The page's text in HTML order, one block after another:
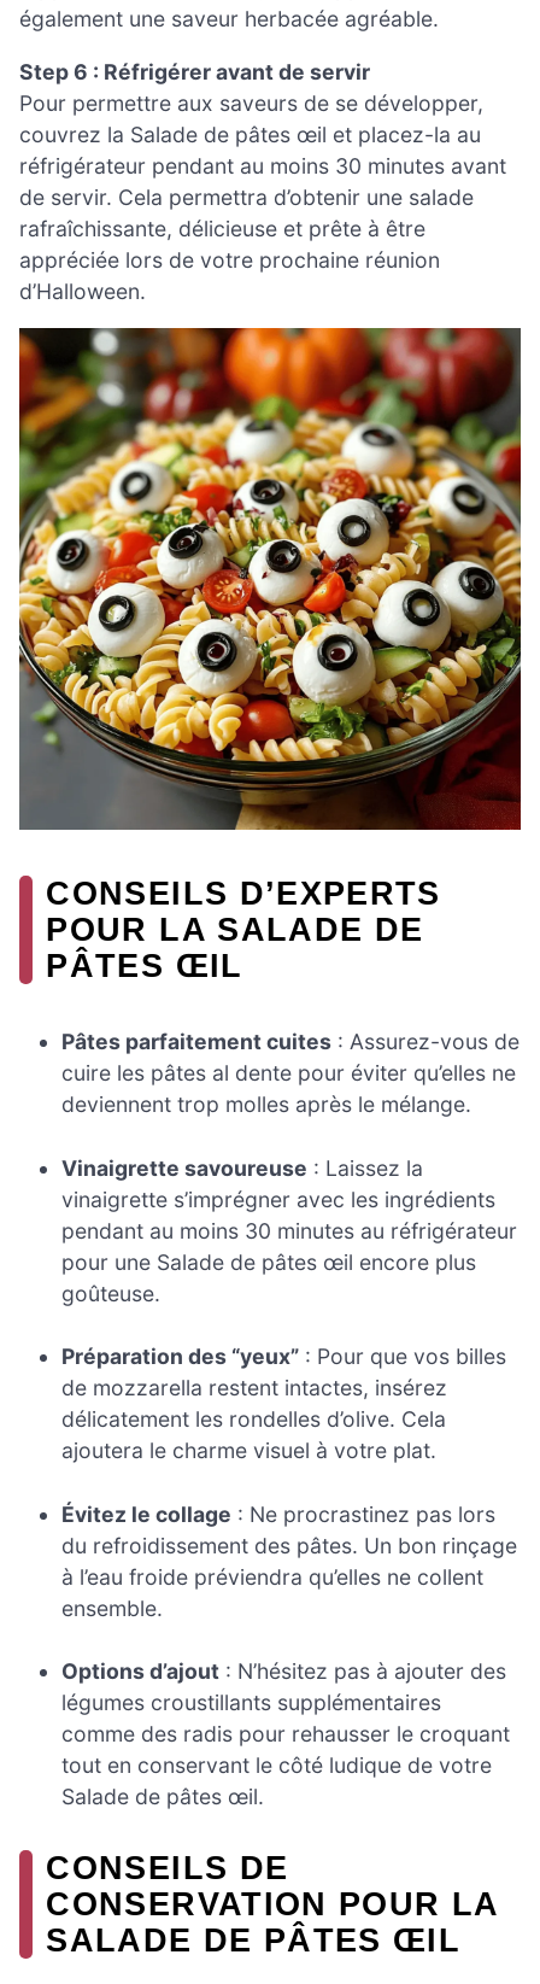
également une saveur herbacée agréable.
Step 6 : Réfrigérer avant de servir
Pour permettre aux saveurs de se développer,
couvrez la Salade de pâtes œil et placez-la au
réfrigérateur pendant au moins 30 minutes avant
de servir. Cela permettra d’obtenir une salade
rafraîchissante, délicieuse et prête à être
appréciée lors de votre prochaine réunion
d’Halloween.
CONSEILS D’EXPERTS
POUR LA SALADE DE
PÂTES ŒIL
Pâtes parfaitement cuites : Assurez-vous de
cuire les pâtes al dente pour éviter qu’elles ne
deviennent trop molles après le mélange.
Vinaigrette savoureuse : Laissez la
vinaigrette s’imprégner avec les ingrédients
pendant au moins 30 minutes au réfrigérateur
pour une Salade de pâtes œil encore plus
goûteuse.
Préparation des “yeux” : Pour que vos billes
de mozzarella restent intactes, insérez
délicatement les rondelles d’olive. Cela
ajoutera le charme visuel à votre plat.
Évitez le collage : Ne procrastinez pas lors
du refroidissement des pâtes. Un bon rinçage
à l’eau froide préviendra qu’elles ne collent
ensemble.
Options d’ajout : N’hésitez pas à ajouter des
légumes croustillants supplémentaires
comme des radis pour rehausser le croquant
tout en conservant le côté ludique de votre
Salade de pâtes œil.
CONSEILS DE
CONSERVATION POUR LA
SALADE DE PÂTES ŒIL